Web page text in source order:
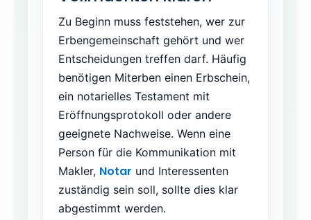
Zu Beginn muss feststehen, wer zur
Erbengemeinschaft gehört und wer
Entscheidungen treffen darf. Häufig
benötigen Miterben einen Erbschein,
ein notarielles Testament mit
Eröffnungsprotokoll oder andere
geeignete Nachweise. Wenn eine
Person für die Kommunikation mit
Makler, Notar und Interessenten
zuständig sein soll, sollte dies klar
abgestimmt werden.